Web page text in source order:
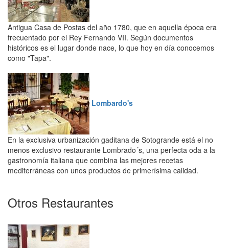
Antigua Casa de Postas del año 1780, que en aquella época era
frecuentado por el Rey Fernando VII. Según documentos
históricos es el lugar donde nace, lo que hoy en día conocemos
como "Tapa".
Lombardo's
En la exclusiva urbanización gaditana de Sotogrande está el no
menos exclusivo restaurante Lombrado´s, una perfecta oda a la
gastronomía italiana que combina las mejores recetas
mediterráneas con unos productos de primerísima calidad.
Otros Restaurantes